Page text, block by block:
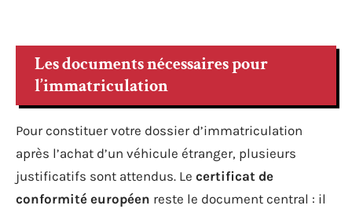
Les documents nécessaires pour
l’immatriculation
Pour constituer votre dossier d’immatriculation
après l’achat d’un véhicule étranger, plusieurs
justificatifs sont attendus. Le certificat de
conformité européen reste le document central : il